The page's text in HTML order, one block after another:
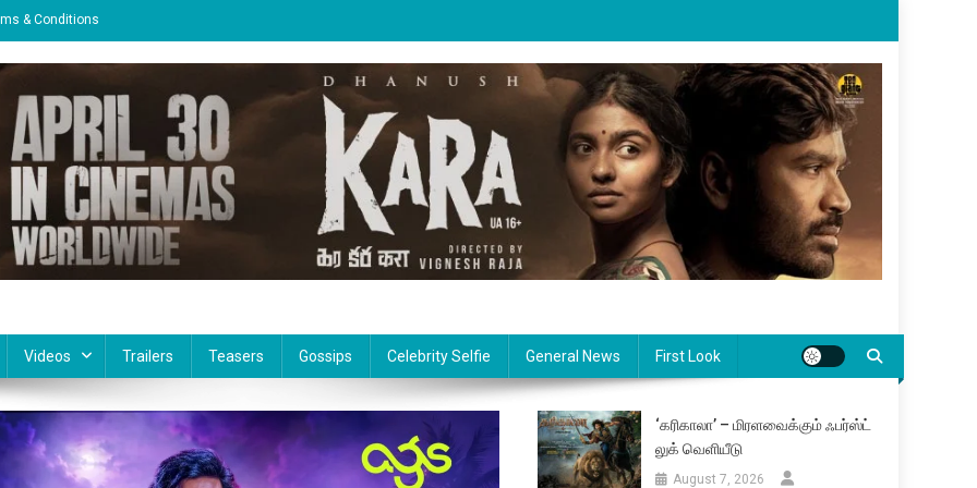
& Conditions
Videos Trailers Teasers Gossips Celebrity Selfie General News First Look
‘கரிகாலா’ – மிரளவைக்கும் ஃபர்ஸ்ட்
லுக் வெளியீடு
August 7, 2026